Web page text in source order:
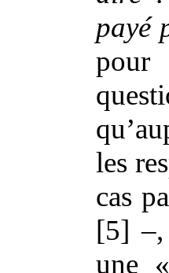
payé
pour
les
cas
[5] –,
une